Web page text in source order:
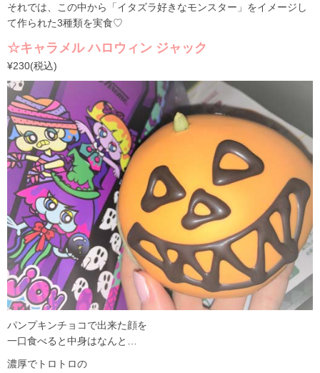
それでは、この中から「イタズラ好きなモンスター」をイメージし
て作られた3種類を実食♡
☆キャラメル ハロウィン ジャック
¥230(税込)
パンプキンチョコで出来た顔を
一口食べると中身はなんと…
濃厚でトロトロの